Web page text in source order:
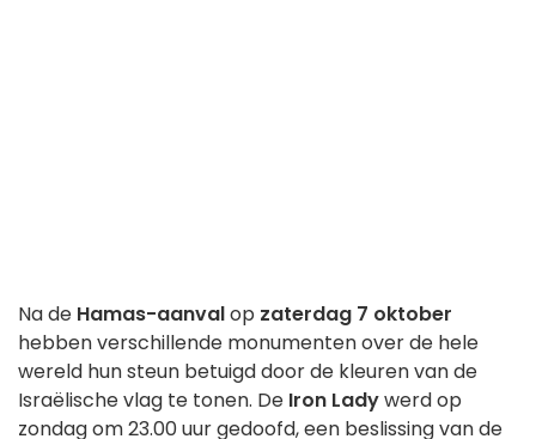
Na de Hamas-aanvalop zaterdag 7 oktober
hebben verschillende monumenten over de hele
wereld hun steun betuigd door de kleuren van de
Israëlische vlag te tonen. De Iron Ladywerd op
zondag om 23.00 uur gedoofd, een beslissing van de